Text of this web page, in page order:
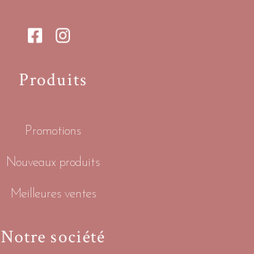
Produits
Promotions
Nouveaux produits
Meilleures ventes
Notre société